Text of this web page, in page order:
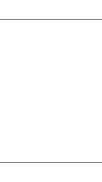
応させていただき
します。
までお問合せくだ